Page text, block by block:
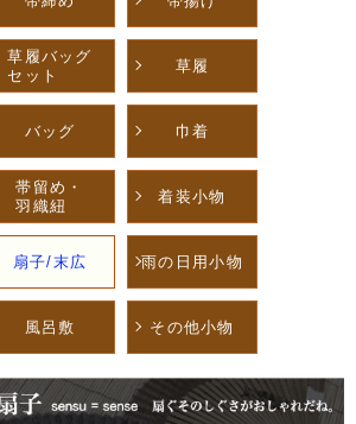
草履バッグ
セット
草履
バッグ 巾着
帯留め・
羽織紐
着装小物
扇子/末広 雨の日用小物
風呂敷 その他小物